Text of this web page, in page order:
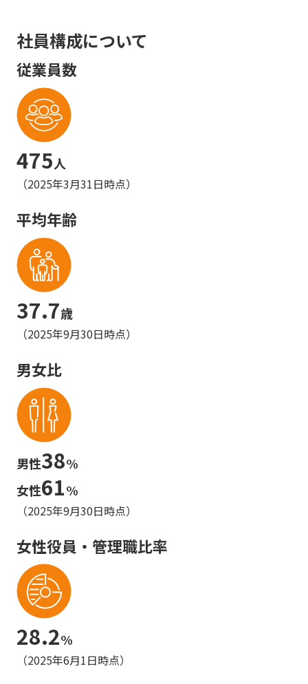
社員構成について
従業員数
475人
（2025年3月31日時点）
平均年齢
37.7歳
（2025年9月30日時点）
男女比
男性38%
女性61%
（2025年9月30日時点）
女性役員・管理職比率
28.2%
（2025年6月1日時点）